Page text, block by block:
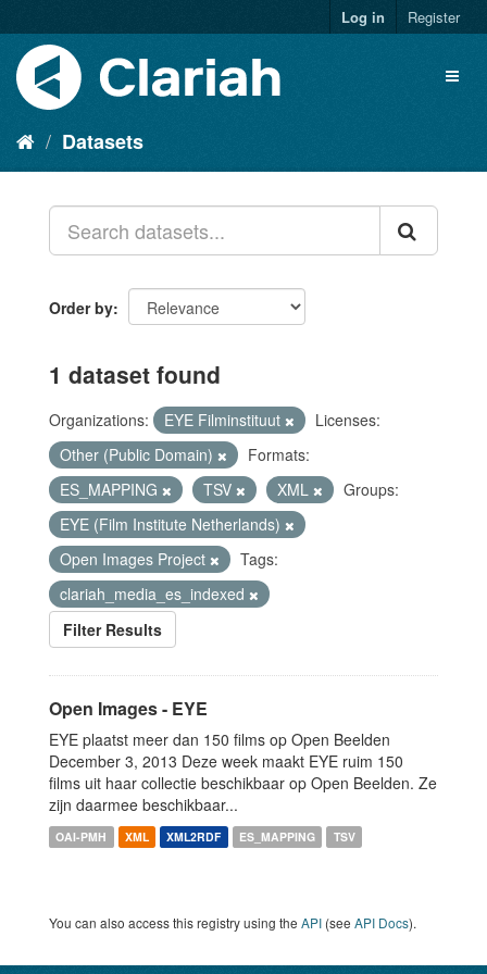
Log in Register
Datasets
Order by
1 dataset found
Organizations: EYE Filminstituut
Licenses:
Other (Public Domain)
Formats:
ES_MAPPING
TSV XML
Groups:
EYE (Film Institute Netherlands)
Open Images Project
Tags:
clariah_media_es_indexed
Filter Results
Open Images - EYE
EYE plaatst meer dan 150 films op Open Beelden
December 3, 2013 Deze week maakt EYE ruim 150
films uit haar collectie beschikbaar op Open Beelden. Ze
zijn daarmee beschikbaar...
OAI-PMH XML XML2RDF ES_MAPPING TSV
You can also access this registry using the API (see API Docs).